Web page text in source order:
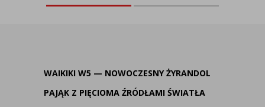
WAIKIKI W5 — NOWOCZESNY ŻYRANDOL
PAJĄK Z PIĘCIOMA ŹRÓDŁAMI ŚWIATŁA